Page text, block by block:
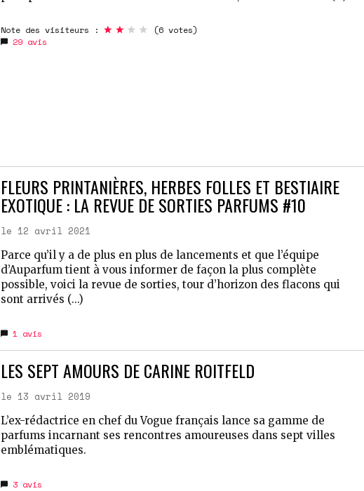
Note des visiteurs :
(6 votes)
29avis
FLEURS PRINTANIÈRES, HERBES FOLLES ET BESTIAIRE
EXOTIQUE : LA REVUE DE SORTIES PARFUMS #10
le 12 avril 2021
Parce qu’il y a de plus en plus de lancements et que l’équipe
d’Auparfum tient à vous informer de façon la plus complète
possible, voici la revue de sorties, tour d’horizon des flacons qui
sont arrivés (...)
1avis
LES SEPT AMOURS DE CARINE ROITFELD
le 13 avril 2019
L’ex-rédactrice en chef du Vogue français lance sa gamme de
parfums incarnant ses rencontres amoureuses dans sept villes
emblématiques.
3avis